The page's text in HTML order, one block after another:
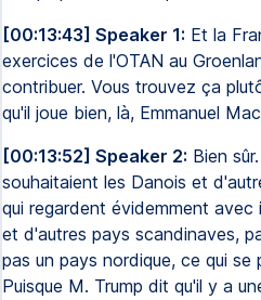
[00:13:43] Speaker 1: Et la
exercices de l'OTAN au
contribuer. Vous trouvez ça
qu'il joue bien, là, Emmanuel
[00:13:52] Speaker 2: Bien
souhaitaient les Danois et
qui regardent évidemment avec
et d'autres pays scandinaves,
pas un pays nordique, ce qui se
Puisque M. Trump dit qu'il y a